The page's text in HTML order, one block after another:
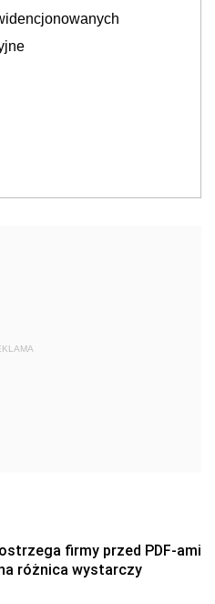
firmy przed PDF-ami
różnica wystarczy